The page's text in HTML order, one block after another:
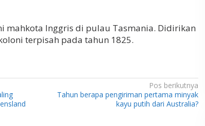
mahkota Inggris di pulau Tasmania. Didirikan
terpisah pada tahun 1825.
Pos berikutnya
Tahun berapa pengiriman pertama minyak
kayu putih dari Australia?